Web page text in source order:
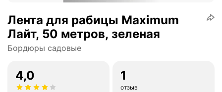
Лента для рабицы Maximum
Лайт, 50 метров, зеленая
Бордюры садовые
4,0 1
отзыв